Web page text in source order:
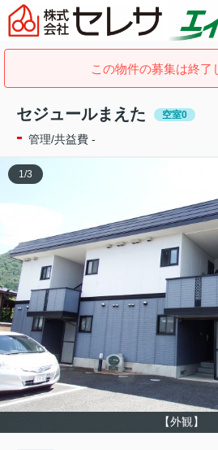
この物件の募集は終了
セジュールまえた 空室0
- 管理/共益費 -
【外観】
1/3